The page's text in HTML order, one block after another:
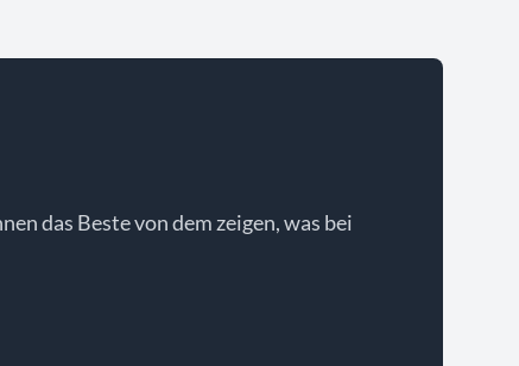
das Beste von dem zeigen, was bei